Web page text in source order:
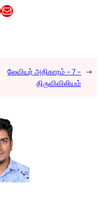
Email this Article
லேவியர் அதிகாரம் – 7 –
திருவிவிலியம்
→